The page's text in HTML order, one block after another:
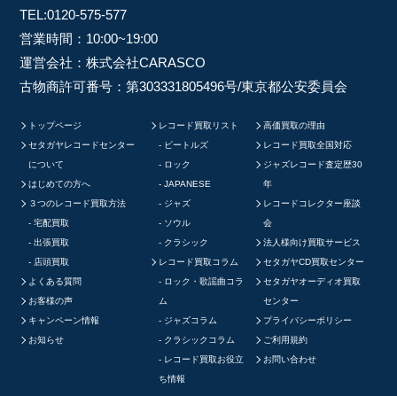
TEL:0120-575-577
営業時間：10:00~19:00
運営会社：株式会社CARASCO
古物商許可番号：第303331805496号/東京都公安委員会
トップページ
セタガヤレコードセンター
について
はじめての方へ
３つのレコード買取方法
宅配買取
出張買取
店頭買取
よくある質問
お客様の声
キャンペーン情報
お知らせ
レコード買取リスト
ビートルズ
ロック
JAPANESE
ジャズ
ソウル
クラシック
レコード買取コラム
ロック・歌謡曲コラ
ム
ジャズコラム
クラシックコラム
レコード買取お役立
ち情報
高価買取の理由
レコード買取全国対応
ジャズレコード査定歴30
年
レコードコレクター座談
会
法人様向け買取サービス
セタガヤCD買取センター
セタガヤオーディオ買取
センター
プライバシーポリシー
ご利用規約
お問い合わせ